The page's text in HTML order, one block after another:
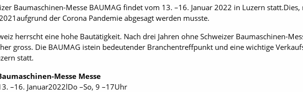
Baumaschinen-Messe BAUMAG findet vom 13. –16. Januar 2022 in Luzern
der Corona Pandemie abgesagt werden musste.
herrscht eine hohe Bautätigkeit. Nach drei Jahren ohne Schweizer Baumaschinen-
gross. Die BAUMAG istein bedeutender Branchentreffpunkt und eine wichtige
statt.
Messe Messe
–16. Januar2022lDo –So, 9 –17Uhr